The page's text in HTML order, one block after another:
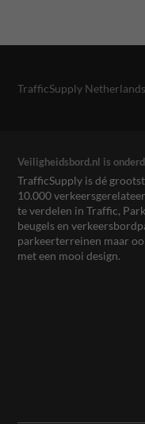
TrafficSupply Netherlands
Veiligheidsbord.nl is
TrafficSupply is dé
10.000
te verdelen in Traffic,
beugels en
parkeerterreinen maar
met een mooi design.